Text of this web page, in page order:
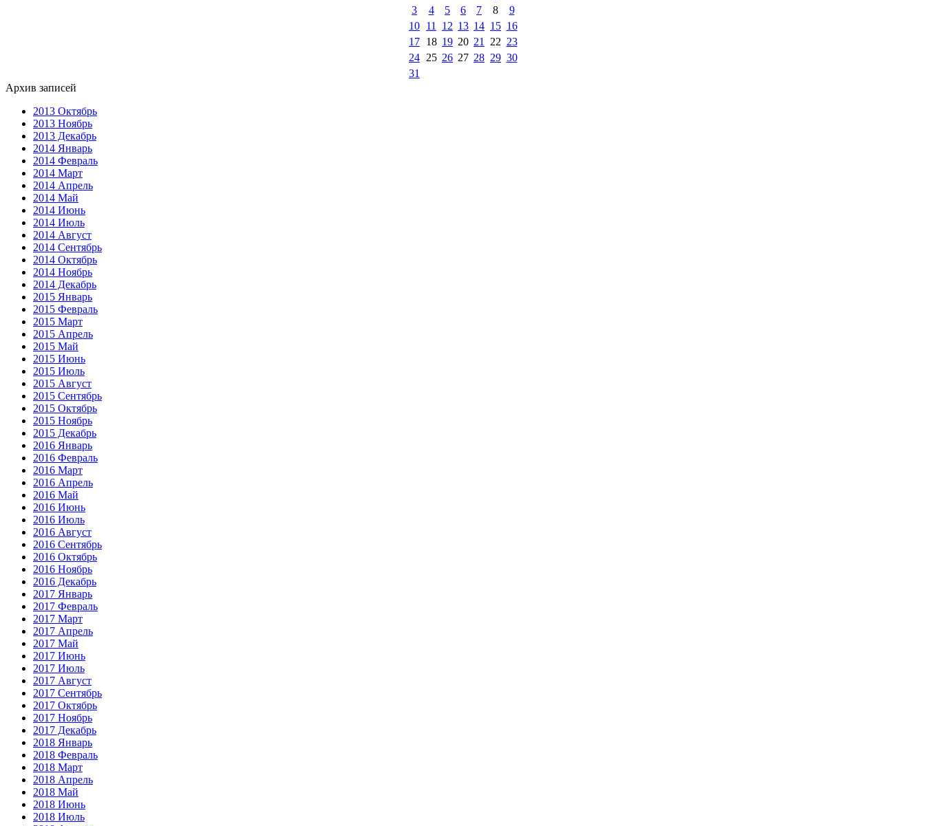
3
4 5 6 7 8
9
10 11 12 13 14 15 16
17 18 19 20 21 22 23
24 25 26 27 28 29 30
31
Архив записей
2013 Октябрь
2013 Ноябрь
2013 Декабрь
2014 Январь
2014 Февраль
2014 Март
2014 Апрель
2014 Май
2014 Июнь
2014 Июль
2014 Август
2014 Сентябрь
2014 Октябрь
2014 Ноябрь
2014 Декабрь
2015 Январь
2015 Февраль
2015 Март
2015 Апрель
2015 Май
2015 Июнь
2015 Июль
2015 Август
2015 Сентябрь
2015 Октябрь
2015 Ноябрь
2015 Декабрь
2016 Январь
2016 Февраль
2016 Март
2016 Апрель
2016 Май
2016 Июнь
2016 Июль
2016 Август
2016 Сентябрь
2016 Октябрь
2016 Ноябрь
2016 Декабрь
2017 Январь
2017 Февраль
2017 Март
2017 Апрель
2017 Май
2017 Июнь
2017 Июль
2017 Август
2017 Сентябрь
2017 Октябрь
2017 Ноябрь
2017 Декабрь
2018 Январь
2018 Февраль
2018 Март
2018 Апрель
2018 Май
2018 Июнь
2018 Июль